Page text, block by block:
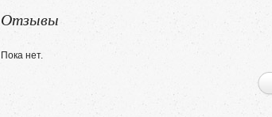
Отзывы
Пока нет.